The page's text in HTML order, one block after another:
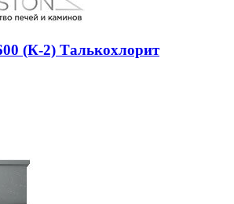
(К-2) Талькохлорит